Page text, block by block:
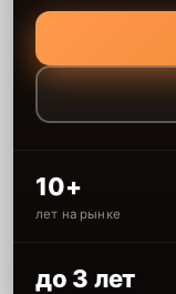
10+
лет на рынке
до 3 лет